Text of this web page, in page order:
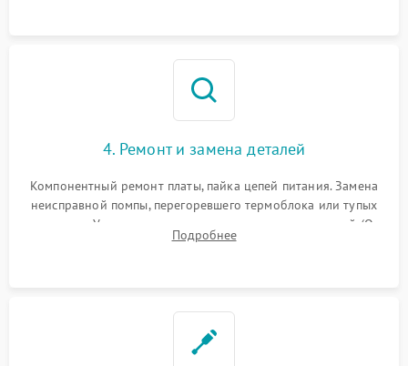
4. Ремонт и замена деталей
Компонентный ремонт платы, пайка цепей питания. Замена
неисправной помпы, перегоревшего термоблока или тупых
жерновов. Установка новых силиконовых уплотнителей (O-
ring) и тефлоновых трубок для надежного устранения
Подробнее